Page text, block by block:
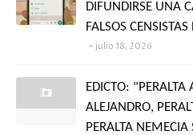
DIFUNDIRSE UNA
FALSOS
julio 18, 2026
EDICTO: "PERALTA
ALEJANDRO,
PERALTA NEMECIA